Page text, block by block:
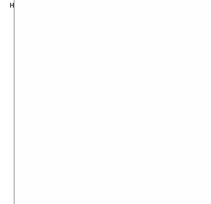
называется Origami It’s.